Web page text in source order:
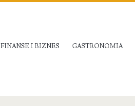
FINANSE I BIZNES GASTRONOMIA